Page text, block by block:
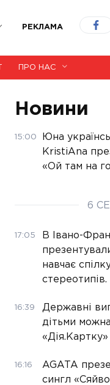
РЕКЛАМА
ПРО НАС
Новини
15:00
Юна
KristiAna
«Ой там на
6
17:05
В Івано-
навчає
стереотипів.
16:39
Державні
дітьми
«Дія.Картку»
16:16
AGATA
сингл